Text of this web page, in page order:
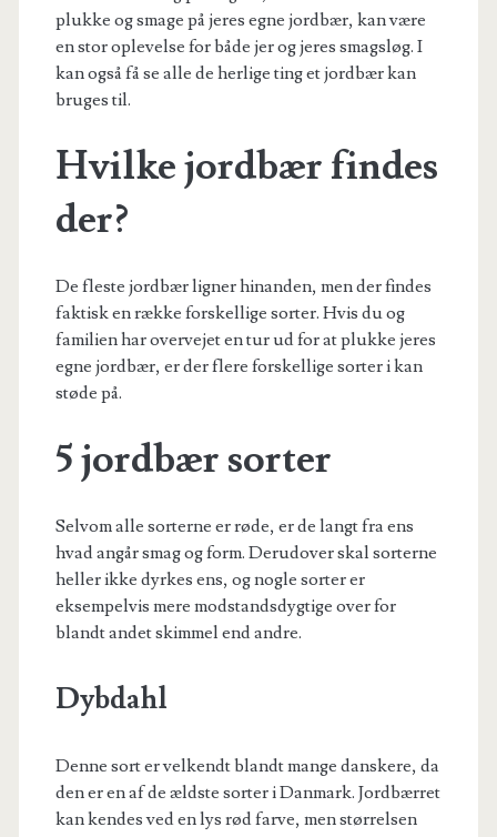
plukke og smage på jeres egne jordbær, kan være
en stor oplevelse for både jer og jeres smagsløg. I
kan også få se alle de herlige ting et jordbær kan
bruges til.
Hvilke jordbær findes
der?
De fleste jordbær ligner hinanden, men der findes
faktisk en række forskellige sorter. Hvis du og
familien har overvejet en tur ud for at plukke jeres
egne jordbær, er der flere forskellige sorter i kan
støde på.
5 jordbær sorter
Selvom alle sorterne er røde, er de langt fra ens
hvad angår smag og form. Derudover skal sorterne
heller ikke dyrkes ens, og nogle sorter er
eksempelvis mere modstandsdygtige over for
blandt andet skimmel end andre.
Dybdahl
Denne sort er velkendt blandt mange danskere, da
den er en af de ældste sorter i Danmark. Jordbærret
kan kendes ved en lys rød farve, men størrelsen